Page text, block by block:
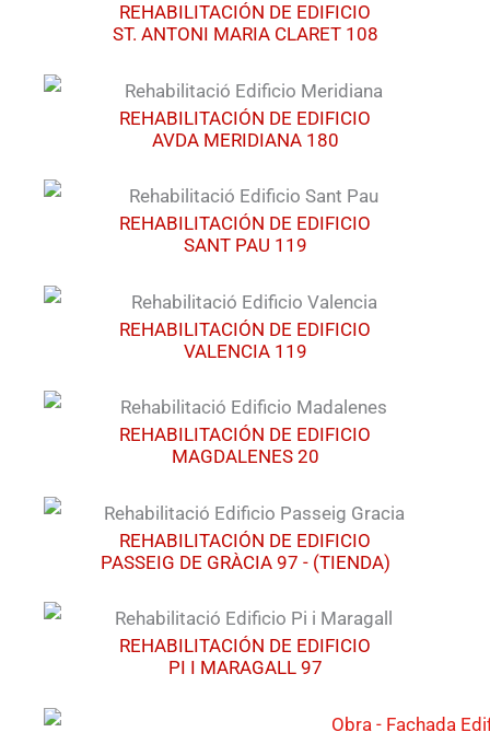
REHABILITACIÓN DE EDIFICIO
ST. ANTONI MARIA CLARET 108
REHABILITACIÓN DE EDIFICIO
AVDA MERIDIANA 180
REHABILITACIÓN DE EDIFICIO
SANT PAU 119
REHABILITACIÓN DE EDIFICIO
VALENCIA 119
REHABILITACIÓN DE EDIFICIO
MAGDALENES 20
REHABILITACIÓN DE EDIFICIO
PASSEIG DE GRÀCIA 97 - (TIENDA)
REHABILITACIÓN DE EDIFICIO
PI I MARAGALL 97